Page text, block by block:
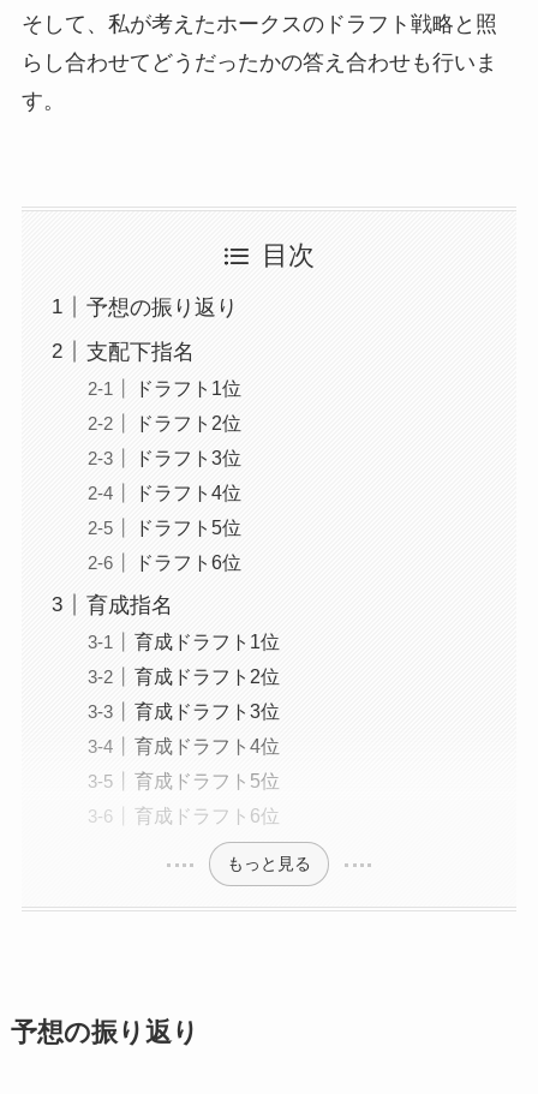
そして、私が考えたホークスのドラフト戦略と照
らし合わせてどうだったかの答え合わせも行いま
す。
目次
予想の振り返り
支配下指名
ドラフト1位
ドラフト2位
ドラフト3位
ドラフト4位
ドラフト5位
ドラフト6位
育成指名
育成ドラフト1位
育成ドラフト2位
育成ドラフト3位
育成ドラフト4位
育成ドラフト5位
育成ドラフト6位
もっと見る
予想の振り返り